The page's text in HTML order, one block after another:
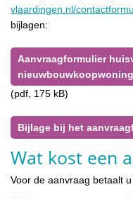
vlaardingen.nl/
bijlagen:
Aanvraagformulier
(pdf, 175 kB)
Bijlage bij het
Wat kost een
Voor de aanvraag betaalt